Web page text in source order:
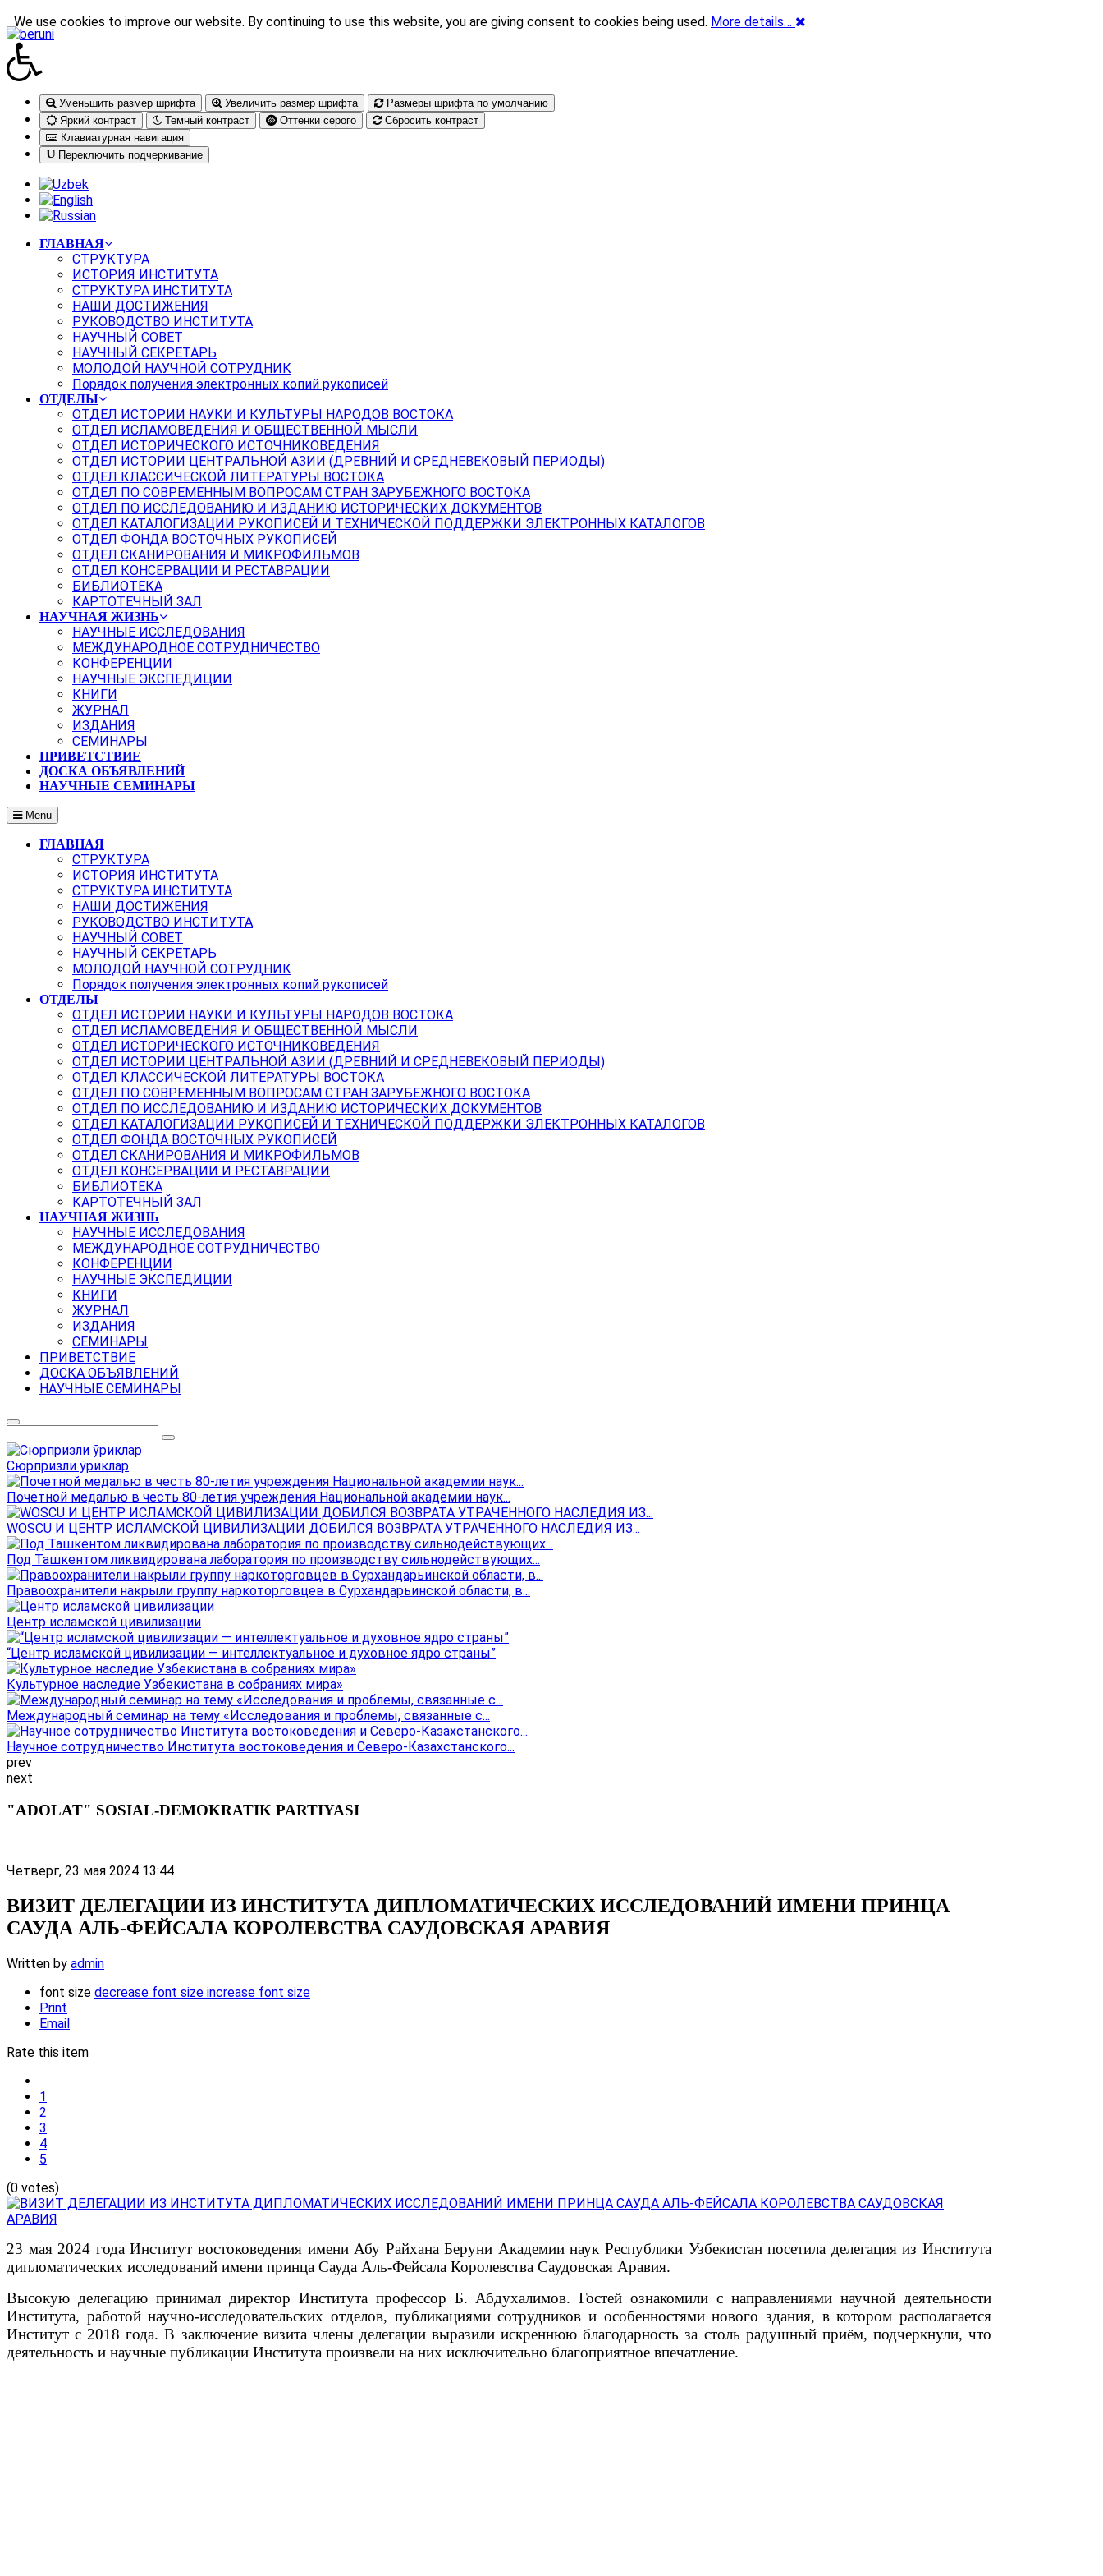
Уменьшить размер шрифта Увеличить размер шрифта
Размеры шрифта по умолчанию
Яркий контраст
Темный контраст Оттенки серого
Сбросить контраст
Клавиатурная навигация
Переключить подчеркивание
ГЛАВНАЯ
СТРУКТУРА
ИСТОРИЯ ИНСТИТУТА
СТРУКТУРА ИНСТИТУТА
НАШИ ДОСТИЖЕНИЯ
РУКОВОДСТВО ИНСТИТУТА
НАУЧНЫЙ СОВЕТ
НАУЧНЫЙ СЕКРЕТАРЬ
МОЛОДОЙ НАУЧНОЙ СОТРУДНИК
Порядок получения электронных копий рукописей
ОТДЕЛЫ
ОТДЕЛ ИСТОРИИ НАУКИ И КУЛЬТУРЫ НАРОДОВ ВОСТОКА
ОТДЕЛ ИСЛАМОВЕДЕНИЯ И ОБЩЕСТВЕННОЙ МЫСЛИ
ОТДЕЛ ИСТОРИЧЕСКОГО ИСТОЧНИКОВЕДЕНИЯ
ОТДЕЛ ИСТОРИИ ЦЕНТРАЛЬНОЙ АЗИИ (ДРЕВНИЙ И СРЕДНЕВЕКОВЫЙ ПЕРИОДЫ)
ОТДЕЛ КЛАССИЧЕСКОЙ ЛИТЕРАТУРЫ ВОСТОКА
ОТДЕЛ ПО СОВРЕМЕННЫМ ВОПРОСАМ СТРАН ЗАРУБЕЖНОГО ВОСТОКА
ОТДЕЛ ПО ИССЛЕДОВАНИЮ И ИЗДАНИЮ ИСТОРИЧЕСКИХ ДОКУМЕНТОВ
ОТДЕЛ КАТАЛОГИЗАЦИИ РУКОПИСЕЙ И ТЕХНИЧЕСКОЙ ПОДДЕРЖКИ ЭЛЕКТРОННЫХ КАТАЛОГОВ
ОТДЕЛ ФОНДА ВОСТОЧНЫХ РУКОПИСЕЙ
ОТДЕЛ СКАНИРОВАНИЯ И МИКРОФИЛЬМОВ
ОТДЕЛ КОНСЕРВАЦИИ И РЕСТАВРАЦИИ
БИБЛИОТЕКА
КАРТОТЕЧНЫЙ ЗАЛ
НАУЧНАЯ ЖИЗНЬ
НАУЧНЫЕ ИССЛЕДОВАНИЯ
МЕЖДУНАРОДНОЕ СОТРУДНИЧЕСТВО
КОНФЕРЕНЦИИ
НАУЧНЫЕ ЭКСПЕДИЦИИ
КНИГИ
ЖУРНАЛ
ИЗДАНИЯ
СЕМИНАРЫ
ПРИВЕТСТВИЕ
ДОСКА ОБЪЯВЛЕНИЙ
НАУЧНЫЕ СЕМИНАРЫ
Menu
ГЛАВНАЯ
СТРУКТУРА
ИСТОРИЯ ИНСТИТУТА
СТРУКТУРА ИНСТИТУТА
НАШИ ДОСТИЖЕНИЯ
РУКОВОДСТВО ИНСТИТУТА
НАУЧНЫЙ СОВЕТ
НАУЧНЫЙ СЕКРЕТАРЬ
МОЛОДОЙ НАУЧНОЙ СОТРУДНИК
Порядок получения электронных копий рукописей
ОТДЕЛЫ
ОТДЕЛ ИСТОРИИ НАУКИ И КУЛЬТУРЫ НАРОДОВ ВОСТОКА
ОТДЕЛ ИСЛАМОВЕДЕНИЯ И ОБЩЕСТВЕННОЙ МЫСЛИ
ОТДЕЛ ИСТОРИЧЕСКОГО ИСТОЧНИКОВЕДЕНИЯ
ОТДЕЛ ИСТОРИИ ЦЕНТРАЛЬНОЙ АЗИИ (ДРЕВНИЙ И СРЕДНЕВЕКОВЫЙ ПЕРИОДЫ)
ОТДЕЛ КЛАССИЧЕСКОЙ ЛИТЕРАТУРЫ ВОСТОКА
ОТДЕЛ ПО СОВРЕМЕННЫМ ВОПРОСАМ СТРАН ЗАРУБЕЖНОГО ВОСТОКА
ОТДЕЛ ПО ИССЛЕДОВАНИЮ И ИЗДАНИЮ ИСТОРИЧЕСКИХ ДОКУМЕНТОВ
ОТДЕЛ КАТАЛОГИЗАЦИИ РУКОПИСЕЙ И ТЕХНИЧЕСКОЙ ПОДДЕРЖКИ ЭЛЕКТРОННЫХ КАТАЛОГОВ
ОТДЕЛ ФОНДА ВОСТОЧНЫХ РУКОПИСЕЙ
ОТДЕЛ СКАНИРОВАНИЯ И МИКРОФИЛЬМОВ
ОТДЕЛ КОНСЕРВАЦИИ И РЕСТАВРАЦИИ
БИБЛИОТЕКА
КАРТОТЕЧНЫЙ ЗАЛ
НАУЧНАЯ ЖИЗНЬ
НАУЧНЫЕ ИССЛЕДОВАНИЯ
МЕЖДУНАРОДНОЕ СОТРУДНИЧЕСТВО
КОНФЕРЕНЦИИ
НАУЧНЫЕ ЭКСПЕДИЦИИ
КНИГИ
ЖУРНАЛ
ИЗДАНИЯ
СЕМИНАРЫ
ПРИВЕТСТВИЕ
ДОСКА ОБЪЯВЛЕНИЙ
НАУЧНЫЕ СЕМИНАРЫ
Сюрпризли ўриклар
Почетной медалью в честь 80-летия учреждения Национальной академии наук...
WOSCU И ЦЕНТР ИСЛАМСКОЙ ЦИВИЛИЗАЦИИ ДОБИЛСЯ ВОЗВРАТА УТРАЧЕННОГО НАСЛЕДИЯ ИЗ...
Под Ташкентом ликвидирована лаборатория по производству сильнодействующих...
Правоохранители накрыли группу наркоторговцев в Сурхандарьинской области, в...
Центр исламской цивилизации
“Центр исламской цивилизации — интеллектуальное и духовное ядро страны”
Культурное наследие Узбекистана в собраниях мира»
Международный семинар на тему «Исследования и проблемы, связанные с...
Научное сотрудничество Института востоковедения и Северо-Казахстанского...
prev
next
"ADOLAT" SOSIAL-DEMOKRATIK PARTIYASI
Четверг, 23 мая 2024 13:44
ВИЗИТ ДЕЛЕГАЦИИ ИЗ ИНСТИТУТА ДИПЛОМАТИЧЕСКИХ ИССЛЕДОВАНИЙ ИМЕНИ ПРИНЦА
САУДА АЛЬ-ФЕЙСАЛА КОРОЛЕВСТВА САУДОВСКАЯ АРАВИЯ
Written by admin
font size decrease font size increase font size
Print
Email
Rate this item
1
2
3
4
5
(0 votes)
23 мая 2024 года Институт востоковедения имени Абу Райхана Беруни Академии наук Республики Узбекистан посетила делегация из Института
дипломатических исследований имени принца Сауда Аль-Фейсала Королевства Саудовская Аравия.
Высокую делегацию принимал директор Института профессор Б. Абдухалимов. Гостей ознакомили с направлениями научной деятельности
Института, работой научно-исследовательских отделов, публикациями сотрудников и особенностями нового здания, в котором располагается
Институт с 2018 года. В заключение визита члены делегации выразили искреннюю благодарность за столь радушный приём, подчеркнули, что
деятельность и научные публикации Института произвели на них исключительно благоприятное впечатление.
We use cookies to improve our website. By continuing to use this website, you are giving consent to cookies being used. More details…